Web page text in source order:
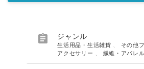
 ジャンル
生活用品・生活雑貨
その他
アクセサリー
繊維・アパレ